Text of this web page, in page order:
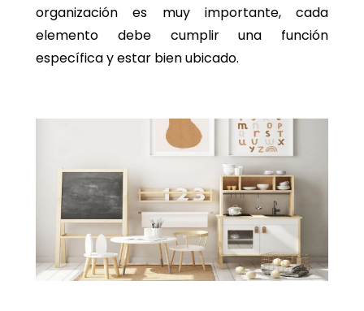
organización es muy importante, cada
elemento debe cumplir una función
específica y estar bien ubicado.